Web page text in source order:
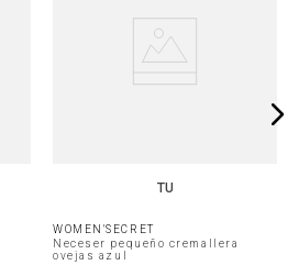
TU
WOMEN'SECRET
Neceser pequeño cremallera
ovejas azul